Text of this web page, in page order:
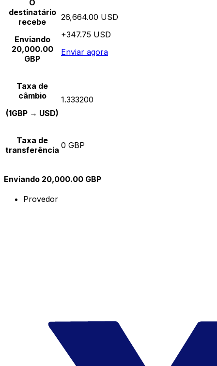
O
destinatário
recebe
Enviando
20,000.00
GBP
26,664.00 USD
+347.75 USD
Enviar agora
Taxa de
câmbio
(1GBP → USD)
1.333200
Taxa de
transferência 0 GBP
Enviando 20,000.00 GBP
Provedor